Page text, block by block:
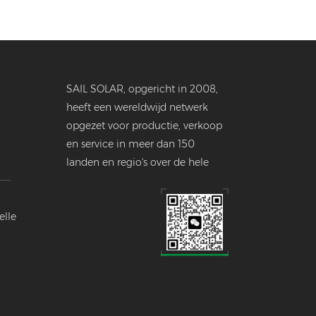
SAIL SOLAR, opgericht in 2008,
heeft een wereldwijd netwerk
opgezet voor productie, verkoop
en service in meer dan 150
landen en regio's over de hele